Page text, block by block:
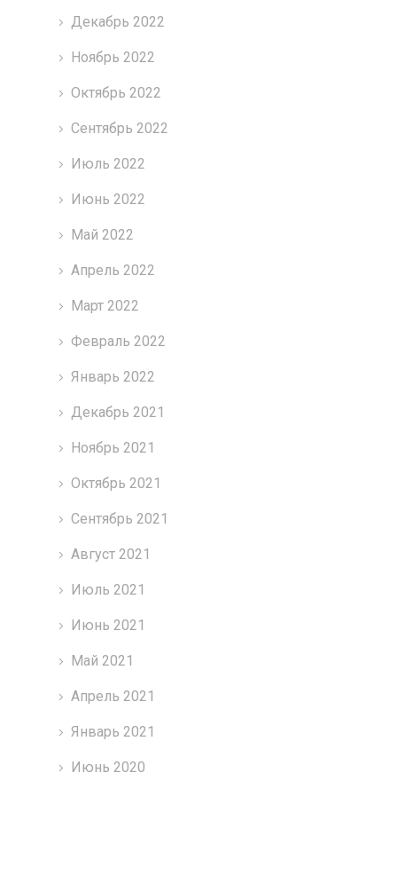
Декабрь 2022
Ноябрь 2022
Октябрь 2022
Сентябрь 2022
Июль 2022
Июнь 2022
Май 2022
Апрель 2022
Март 2022
Февраль 2022
Январь 2022
Декабрь 2021
Ноябрь 2021
Октябрь 2021
Сентябрь 2021
Август 2021
Июль 2021
Июнь 2021
Май 2021
Апрель 2021
Январь 2021
Июнь 2020